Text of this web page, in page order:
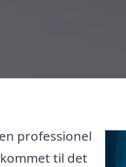
professionel
til det